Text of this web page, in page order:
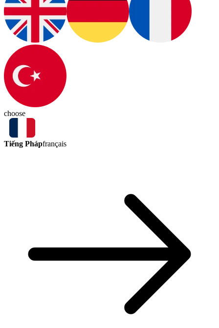
choose
Tiếng Phápfrançais